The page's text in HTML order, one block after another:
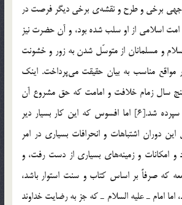
برخي و طرح و نقشه‌ي برخي ديگر فرصت در
اسلامي از او سلب شده بود، و آن حضرت نيز
و مسلمانان از متوسّل شدن به زور و خشونت
مواقع مناسب به بيان حقيقت مي‌پرداخت. اينك
سال زمام خلافت و امامت كه حق مشروع آن
حضرت بود، به دست او سپرده شد.[6] اما افسوس كه اين كار بسيار دير
دوران اشتباهات و انحرافات بسياري در امر
امكانات و زمينه‌هاي بسياري از دست رفت، و
كه صرفاً بر اساس كتاب و سنت استوار باشد،
امام ـ عليه السلام ـ كه جز به رضايت خداوند